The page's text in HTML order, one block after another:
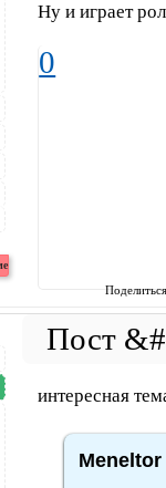
Ну и играет
0
интересная